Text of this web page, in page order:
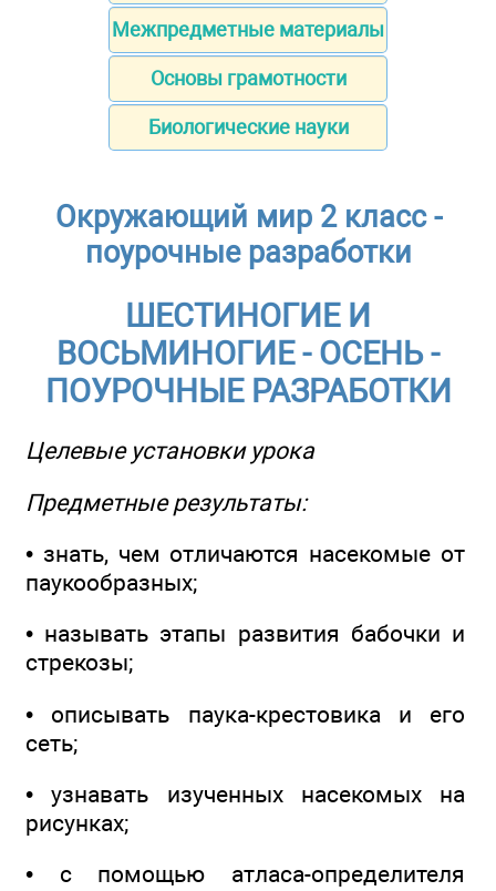
Межпредметные материалы
Основы грамотности
Биологические науки
Окружающий мир 2 класс -
поурочные разработки
ШЕСТИНОГИЕ И
ВОСЬМИНОГИЕ - ОСЕНЬ -
ПОУРОЧНЫЕ РАЗРАБОТКИ
Целевые установки урока
Предметные результаты:
• знать, чем отличаются насекомые от
паукообразных;
• называть этапы развития бабочки и
стрекозы;
• описывать паука-крестовика и его
сеть;
• узнавать изученных насекомых на
рисунках;
• с помощью атласа-определителя